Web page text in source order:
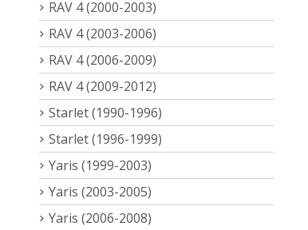
RAV 4 (2000-2003)
RAV 4 (2003-2006)
RAV 4 (2006-2009)
RAV 4 (2009-2012)
Starlet (1990-1996)
Starlet (1996-1999)
Yaris (1999-2003)
Yaris (2003-2005)
Yaris (2006-2008)